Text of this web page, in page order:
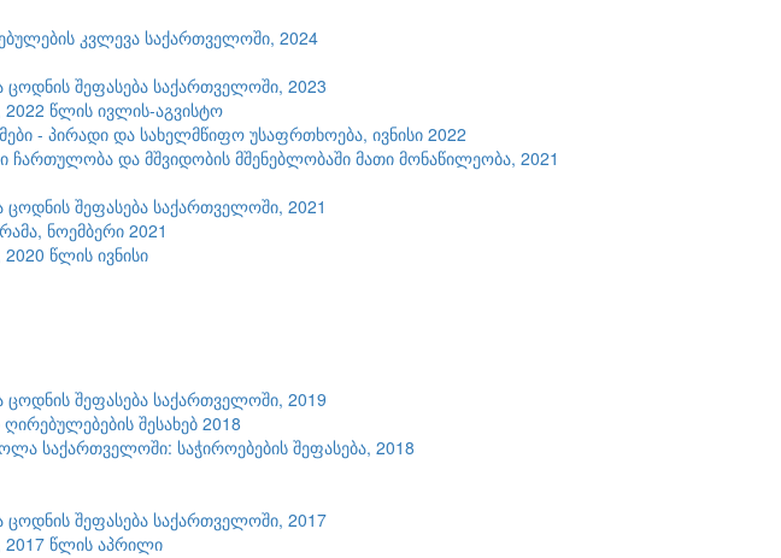
კვლევა საქართველოში, 2024
შეფასება საქართველოში, 2023
2022 წლის ივლის-აგვისტო
- პირადი და სახელმწიფო უსაფრთხოება, ივნისი 2022
და მშვიდობის მშენებლობაში მათი მონაწილეობა, 2021
შეფასება საქართველოში, 2021
ნოემბერი 2021
წლის ივნისი
შეფასება საქართველოში, 2019
შესახებ 2018
საქართველოში: საჭიროებების შეფასება, 2018
შეფასება საქართველოში, 2017
2017 წლის აპრილი